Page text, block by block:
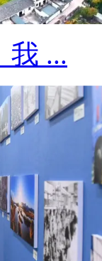
我 ...